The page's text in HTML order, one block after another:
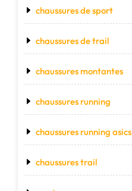
chaussures de sport
chaussures de trail
chaussures montantes
chaussures running
chaussures running asics
chaussures trail